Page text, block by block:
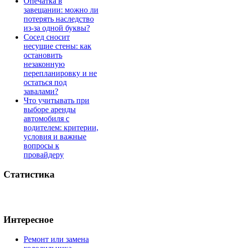
завещании: можно ли
потерять наследство
из-за одной буквы?
Сосед сносит
несущие стены: как
остановить
незаконную
перепланировку и не
остаться под
завалами?
Что учитывать при
выборе аренды
автомобиля с
водителем: критерии,
условия и важные
вопросы к
провайдеру
Статистика
Интересное
Ремонт или замена